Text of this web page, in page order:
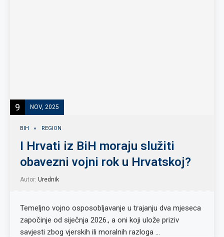
9 NOV, 2025
BIH REGION
I Hrvati iz BiH moraju služiti
obavezni vojni rok u Hrvatskoj?
Autor: Urednik
Temeljno vojno osposobljavanje u trajanju dva mjeseca
započinje od siječnja 2026., a oni koji ulože priziv
savjesti zbog vjerskih ili moralnih razloga …